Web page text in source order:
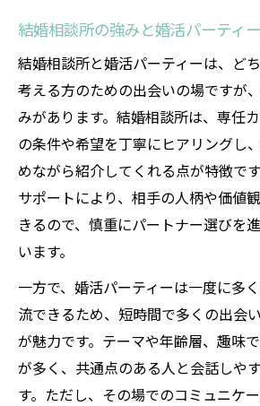
結婚相談所の強みと婚活パーティ
結婚相談所と婚活パーティーは、ど
考える方のための出会いの場ですが
みがあります。結婚相談所は、専任
の条件や希望を丁寧にヒアリングし
めながら紹介してくれる点が特徴で
サポートにより、相手の人柄や価値
きるので、慎重にパートナー選びを
います。
一方で、婚活パーティーは一度に多
流できるため、短時間で多くの出会
が魅力です。テーマや年齢層、趣味
が多く、共通点のある人と会話しや
す。ただし、その場でのコミュニケ